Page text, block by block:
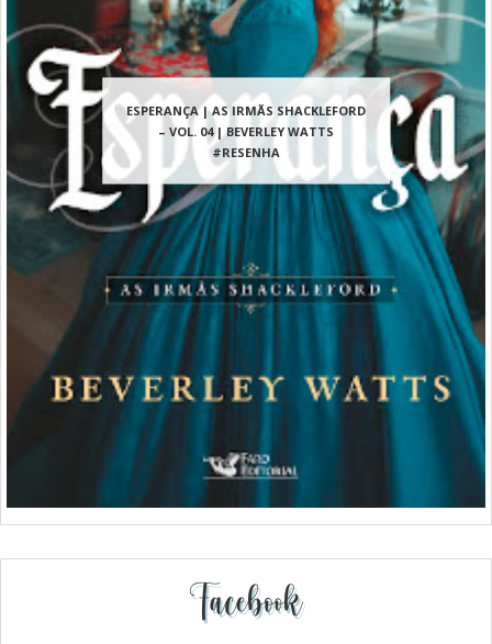
ESPERANÇA | AS IRMÃS SHACKLEFORD
– VOL. 04 | BEVERLEY WATTS
#RESENHA
Facebook